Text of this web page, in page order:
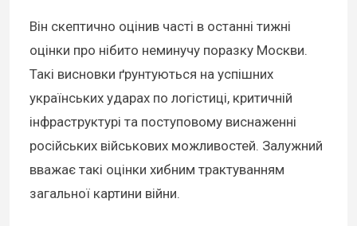
Він скептично оцінив часті в останні тижні
оцінки про нібито неминучу поразку Москви.
Такі висновки ґрунтуються на успішних
українських ударах по логістиці, критичній
інфраструктурі та поступовому виснаженні
російських військових можливостей. Залужний
вважає такі оцінки хибним трактуванням
загальної картини війни.